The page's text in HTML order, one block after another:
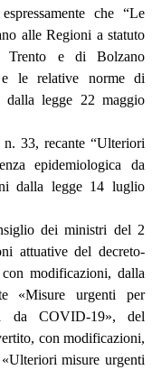
che “Le
alle Regioni a statuto
Trento e di Bolzano
le relative norme di
dalla legge 22 maggio
33, recante “Ulteriori
epidemiologica da
dalla legge 14 luglio
dei ministri del 2
attuative del decreto-
modificazioni, dalla
«Misure urgenti per
da COVID-19», del
con modificazioni,
misure urgenti